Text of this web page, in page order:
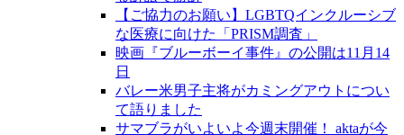
【ご協力のお願い】LGBTQインクルーシブ
な医療に向けた「PRISM調査」
映画『ブルーボーイ事件』の公開は11月14
日
バレー米男子主将がカミングアウトについ
て語りました
サマブラがいよいよ今週末開催！ aktaが今